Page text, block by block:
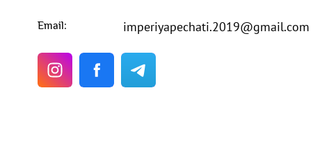
Email: imperiyapechati.2019@gmail.com